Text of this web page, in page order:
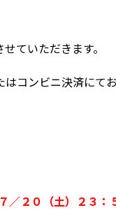
ていただきます。
コンビニ決済にて
２０（土）２３：